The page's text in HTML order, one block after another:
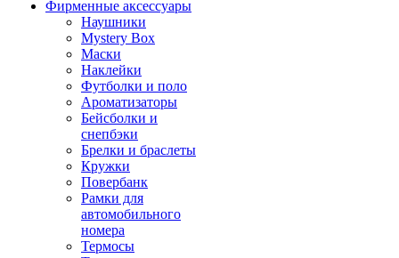
Фирменные аксессуары
Наушники
Mystery Box
Маски
Наклейки
Футболки и поло
Ароматизаторы
Бейсболки и
снепбэки
Брелки и браслеты
Кружки
Повербанк
Рамки для
автомобильного
номера
Термосы